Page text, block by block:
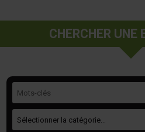
CHERCHER UNE